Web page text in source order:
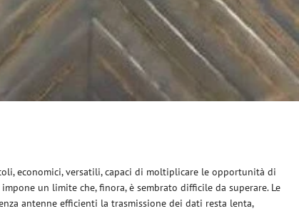
economici, versatili, capaci di moltiplicare le opportunità di
un limite che, finora, è sembrato difficile da superare. Le
antenne efficienti la trasmissione dei dati resta lenta,